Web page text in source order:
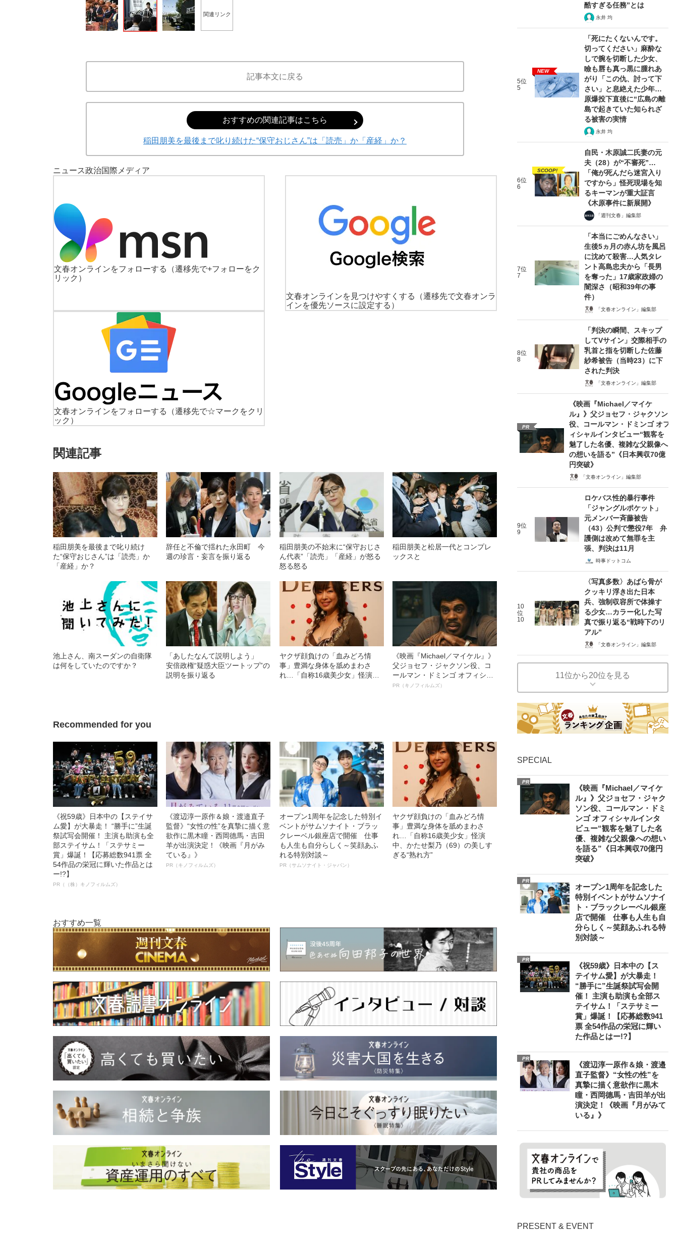
関連リンク
記事本文に戻る
おすすめの関連記事はこちら
稲田朋美を最後まで叱り続けた“保守おじさん”は「読売」か「産経」か？
ニュース政治国際 メディア
文春オンラインをフォローする
（遷移先で+フォローをク
リック）
文春オンラインを見つけやすくする
（遷移先で文春オンラ
インを優先ソースに設定する）
文春オンラインをフォローする
（遷移先で☆マークをクリ
ック）
関連記事
稲田朋美を最後まで叱り続け
た“保守おじさん”は「読売」か
「産経」か？
辞任と不倫で揺れた永田町 今
週の珍言・妄言を振り返る
稲田朋美の不始末に“保守おじさ
ん代表”「読売」「産経」が怒る
怒る怒る
稲田朋美と松居一代とコンプレ
ックスと
池上さん、南スーダンの自衛隊
は何をしていたのですか？
「あしたなんて説明しよう」
安倍政権“疑惑大臣ツートップ”の
説明を振り返る
ヤクザ顔負けの「血みどろ情
事」豊満な身体を舐めまわさ
れ…「自称16歳美少女」怪演
《映画『Michael／マイケル』》
父ジョセフ・ジャクソン役、コ
ールマン・ドミンゴ オフィシャ
ルインタビュー“観客を魅了した
PR（キノフィルムズ）
Recommended for you
《祝59歳》日本中の【ステイサ
ム愛】が大暴走！ “勝手に”生誕
祭試写会開催！ 主演も助演も全
部ステイサム！「ステサミー
賞」爆誕！【応募総数941票 全
54作品の栄冠に輝いた作品とは
ー!?】
PR（（株）キノフィルムズ）
《渡辺淳一原作＆娘・渡邉直子
監督》“女性の性”を真摯に描く意
欲作に黒木瞳・西岡德馬・吉田
羊が出演決定！《映画『月がみ
ている』》
PR（キノフィルムズ）
オープン1周年を記念した特別イ
ベントがサムソナイト・ブラッ
クレーベル銀座店で開催 仕事
も人生も自分らしく～笑顔あふ
れる特別対談～
PR（サムソナイト・ジャパン）
ヤクザ顔負けの「血みどろ情
事」豊満な身体を舐めまわさ
れ…「自称16歳美少女」怪演
中、かたせ梨乃（69）の美しす
ぎる“熟れ方”
おすすめ一覧
酷すぎる任務”とは
永井 均
5位
5
NEW
「死にたくないんです。
切ってください」麻酔な
しで腕を切断した少女、
瞼も唇も真っ黒に腫れあ
がり「この仇、討って下
さい」と息絶えた少年…
原爆投下直後に“広島の離
島で起きていた知られざ
る被害の実情
永井 均
6位
6
SCOOP!
自民・木原誠二氏妻の元
夫（28）が“不審死”…
「俺が死んだら迷宮入り
ですから」怪死現場を知
るキーマンが重大証言
《木原事件に新展開》
「週刊文春」編集部
7位
7
「本当にごめんなさい」
生後5ヵ月の赤ん坊を風呂
に沈めて殺害…人気タレ
ント高島忠夫から「長男
を奪った」17歳家政婦の
闇深さ（昭和39年の事
件）
「文春オンライン」編集部
8位
8
「判決の瞬間、スキップ
してVサイン」交際相手の
乳首と指を切断した佐藤
紗希被告（当時23）に下
された判決
「文春オンライン」編集部
PR
《映画『Michael／マイケ
ル』》父ジョセフ・ジャクソン
役、コールマン・ドミンゴ オフ
ィシャルインタビュー“観客を
魅了した名優、複雑な父親像へ
の想いを語る”《日本興収70億
円突破》
「文春オンライン」編集部
9位
9
ロケバス性的暴行事件
「ジャングルポケット」
元メンバー斉藤被告
（43）公判で懲役7年 弁
護側は改めて無罪を主
張、判決は11月
時事ドットコム
10
位
10
〈写真多数〉あばら骨が
クッキリ浮き出た日本
兵、強制収容所で体操す
る少女…カラー化した写
真で振り返る“戦時下のリ
アル”
「文春オンライン」編集部
11位から20位を見る
SPECIAL
PR
《映画『Michael／マイケ
ル』》父ジョセフ・ジャク
ソン役、コールマン・ドミ
ンゴ オフィシャルインタ
ビュー“観客を魅了した名
優、複雑な父親像への想い
を語る”《日本興収70億円
突破》
PR
オープン1周年を記念した
特別イベントがサムソナイ
ト・ブラックレーベル銀座
店で開催 仕事も人生も自
分らしく～笑顔あふれる特
別対談～
PR
《祝59歳》日本中の【ス
テイサム愛】が大暴走！
“勝手に”生誕祭試写会開
催！ 主演も助演も全部ス
テイサム！「ステサミー
賞」爆誕！【応募総数941
票 全54作品の栄冠に輝い
た作品とはー!?】
PR
《渡辺淳一原作＆娘・渡邉
直子監督》“女性の性”を
真摯に描く意欲作に黒木
瞳・西岡德馬・吉田羊が出
演決定！《映画『月がみて
いる』》
PRESENT & EVENT